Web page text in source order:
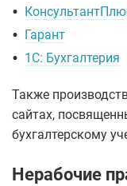
•
• Гарант
• 1С: Бухгалтерия
Также
сайтах,
бухгалтерскому
Нерабочие